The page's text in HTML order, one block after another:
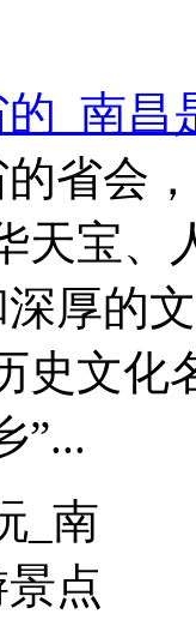
_南昌
省会
天宝、
厚的
史文化
”...